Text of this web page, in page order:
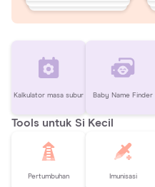
Kalkulator masa subur Baby Name Finder
Tools untuk Si Kecil
Pertumbuhan Imunisasi